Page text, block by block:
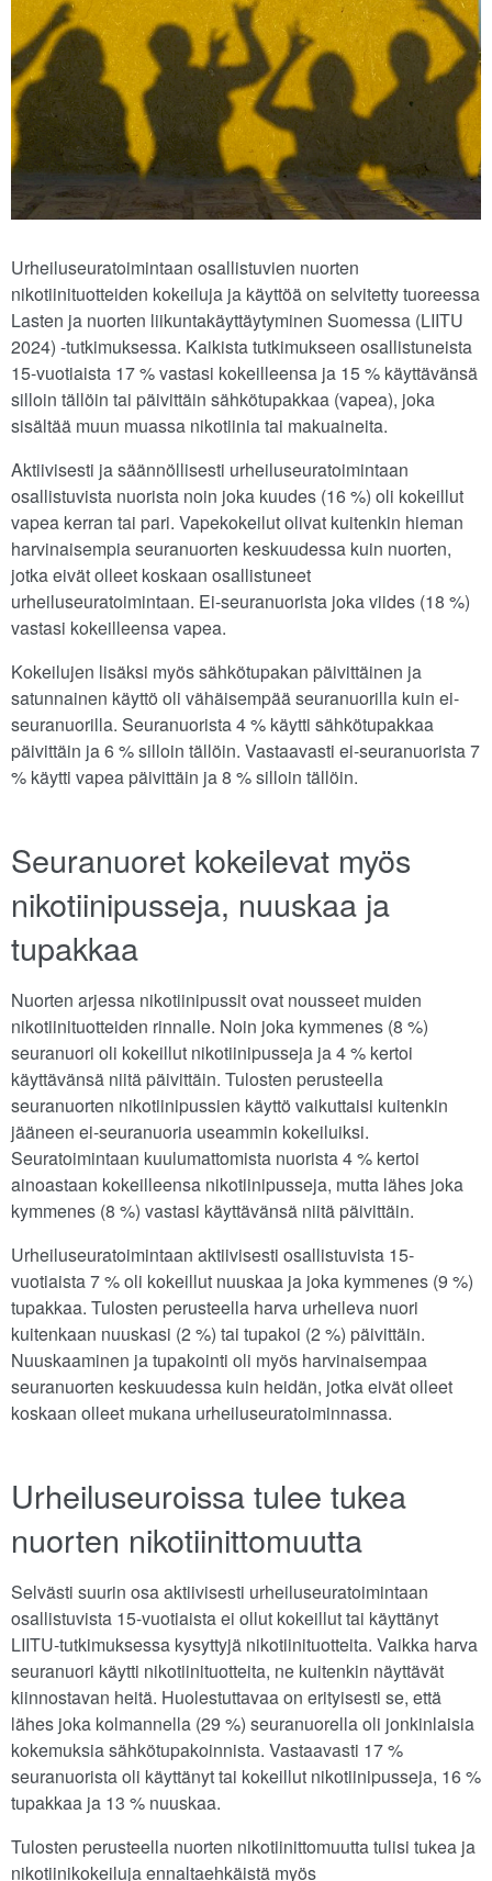
Urheiluseuratoimintaan osallistuvien nuorten
nikotiinituotteiden kokeiluja ja käyttöä on selvitetty tuoreessa
Lasten ja nuorten liikuntakäyttäytyminen Suomessa (LIITU
2024) -tutkimuksessa. Kaikista tutkimukseen osallistuneista
15-vuotiaista 17 % vastasi kokeilleensa ja 15 % käyttävänsä
silloin tällöin tai päivittäin sähkötupakkaa (vapea), joka
sisältää muun muassa nikotiinia tai makuaineita.
Aktiivisesti ja säännöllisesti urheiluseuratoimintaan
osallistuvista nuorista noin joka kuudes (16 %) oli kokeillut
vapea kerran tai pari. Vapekokeilut olivat kuitenkin hieman
harvinaisempia seuranuorten keskuudessa kuin nuorten,
jotka eivät olleet koskaan osallistuneet
urheiluseuratoimintaan. Ei-seuranuorista joka viides (18 %)
vastasi kokeilleensa vapea.
Kokeilujen lisäksi myös sähkötupakan päivittäinen ja
satunnainen käyttö oli vähäisempää seuranuorilla kuin ei-
seuranuorilla. Seuranuorista 4 % käytti sähkötupakkaa
päivittäin ja 6 % silloin tällöin. Vastaavasti ei-seuranuorista 7
% käytti vapea päivittäin ja 8 % silloin tällöin.
Seuranuoret kokeilevat myös
nikotiinipusseja, nuuskaa ja
tupakkaa
Nuorten arjessa nikotiinipussit ovat nousseet muiden
nikotiinituotteiden rinnalle. Noin joka kymmenes (8 %)
seuranuori oli kokeillut nikotiinipusseja ja 4 % kertoi
käyttävänsä niitä päivittäin. Tulosten perusteella
seuranuorten nikotiinipussien käyttö vaikuttaisi kuitenkin
jääneen ei-seuranuoria useammin kokeiluiksi.
Seuratoimintaan kuulumattomista nuorista 4 % kertoi
ainoastaan kokeilleensa nikotiinipusseja, mutta lähes joka
kymmenes (8 %) vastasi käyttävänsä niitä päivittäin.
Urheiluseuratoimintaan aktiivisesti osallistuvista 15-
vuotiaista 7 % oli kokeillut nuuskaa ja joka kymmenes (9 %)
tupakkaa. Tulosten perusteella harva urheileva nuori
kuitenkaan nuuskasi (2 %) tai tupakoi (2 %) päivittäin.
Nuuskaaminen ja tupakointi oli myös harvinaisempaa
seuranuorten keskuudessa kuin heidän, jotka eivät olleet
koskaan olleet mukana urheiluseuratoiminnassa.
Urheiluseuroissa tulee tukea
nuorten nikotiinittomuutta
Selvästi suurin osa aktiivisesti urheiluseuratoimintaan
osallistuvista 15-vuotiaista ei ollut kokeillut tai käyttänyt
LIITU-tutkimuksessa kysyttyjä nikotiinituotteita. Vaikka harva
seuranuori käytti nikotiinituotteita, ne kuitenkin näyttävät
kiinnostavan heitä. Huolestuttavaa on erityisesti se, että
lähes joka kolmannella (29 %) seuranuorella oli jonkinlaisia
kokemuksia sähkötupakoinnista. Vastaavasti 17 %
seuranuorista oli käyttänyt tai kokeillut nikotiinipusseja, 16 %
tupakkaa ja 13 % nuuskaa.
Tulosten perusteella nuorten nikotiinittomuutta tulisi tukea ja
nikotiinikokeiluja ennaltaehkäistä myös